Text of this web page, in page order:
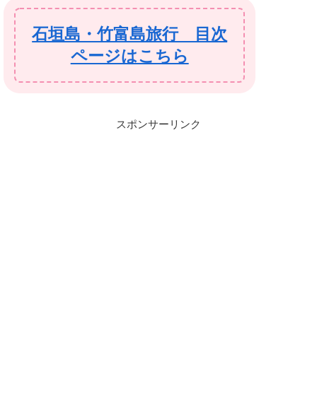
石垣島・竹富島旅行 目次
ページはこちら
スポンサーリンク